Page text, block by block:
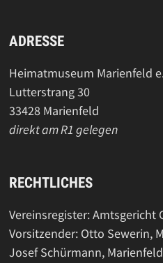
ADRESSE
Heimatmuseum Marienfeld
Lutterstrang 30
33428 Marienfeld
direkt am R1 gelegen
RECHTLICHES
Vereinsregister: Amtsgericht
Vorsitzender: Otto Sewerin,
Josef Schürmann, Marienfeld